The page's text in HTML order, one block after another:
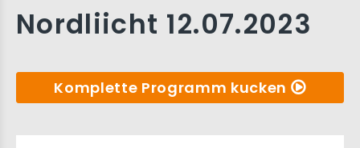
Nordliicht 12.07.2023
Komplette Programm kucken